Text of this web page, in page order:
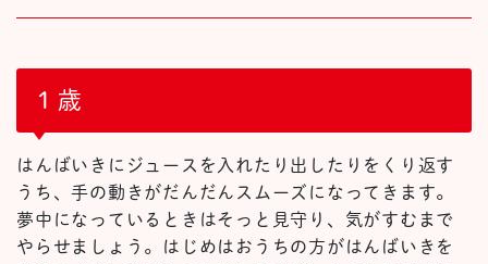
１歳
はんばいきにジュースを入れたり出したりをくり返す
うち、手の動きがだんだんスムーズになってきます。
夢中になっているときはそっと見守り、気がすむまで
やらせましょう。はじめはおうちの方がはんばいきを